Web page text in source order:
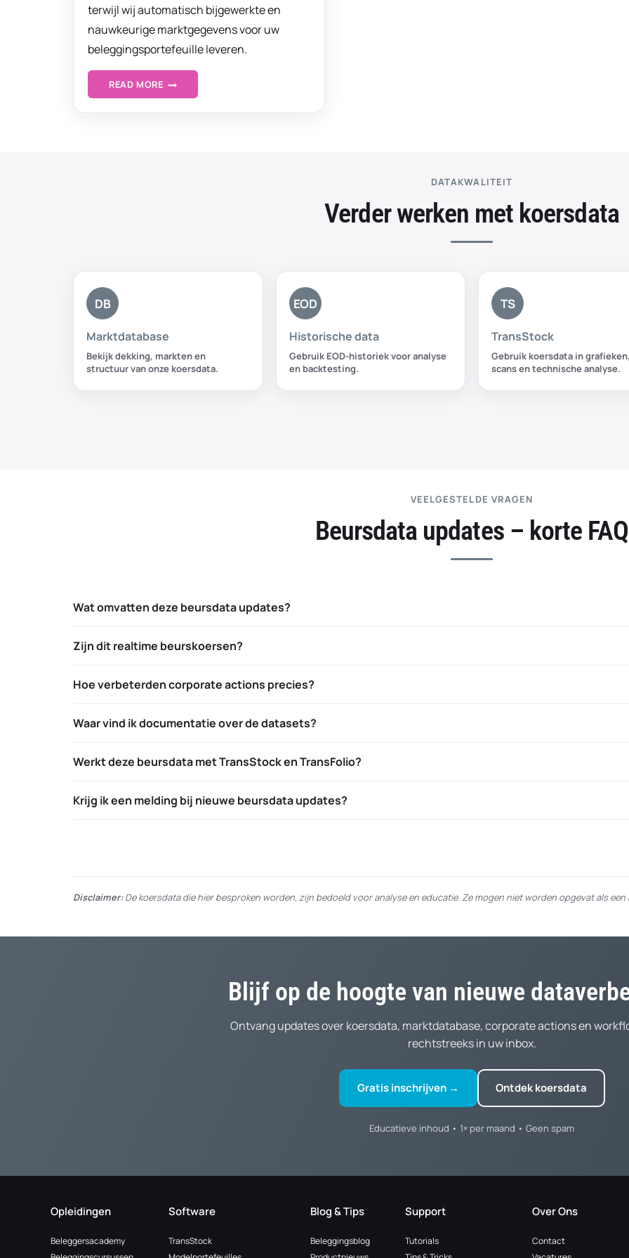
terwijl wij automatisch bijgewerkte en
nauwkeurige marktgegevens voor uw
beleggingsportefeuille leveren.
READ MORE
B
O
V
E
R
S
O
R
DATAKWALITEIT
Verder werken met koersdata
DB
Marktdatabase
Bekijk dekking, markten en
structuur van onze koersdata.
EOD
Historische data
Gebruik EOD-historiek voor analyse
en backtesting.
TS
TransStock
Gebruik koersdata in
scans en technische analyse.
VEELGESTELDE VRAGEN
Beursdata updates – korte FAQ
Wat omvatten deze beursdata updates?
Zijn dit realtime beurskoersen?
Hoe verbeterden corporate actions precies?
Waar vind ik documentatie over de datasets?
Werkt deze beursdata met TransStock en TransFolio?
Krijg ik een melding bij nieuwe beursdata updates?
Disclaimer:De koersdata die hier besproken worden, zijn bedoeld voor analyse en educatie. Ze mogen niet worden opgevat als
Blijf op de hoogte van nieuwe
Ontvang updates over koersdata, marktdatabase, corporate actions en
rechtstreeks in uw inbox.
Gratis inschrijven → Ontdek koersdata
Educatieve inhoud • 1× per maand • Geen spam
Opleidingen
Beleggersacademy
Software
TransStock
Blog & Tips
Beleggingsblog
Support
Tutorials
Over Ons
Contact